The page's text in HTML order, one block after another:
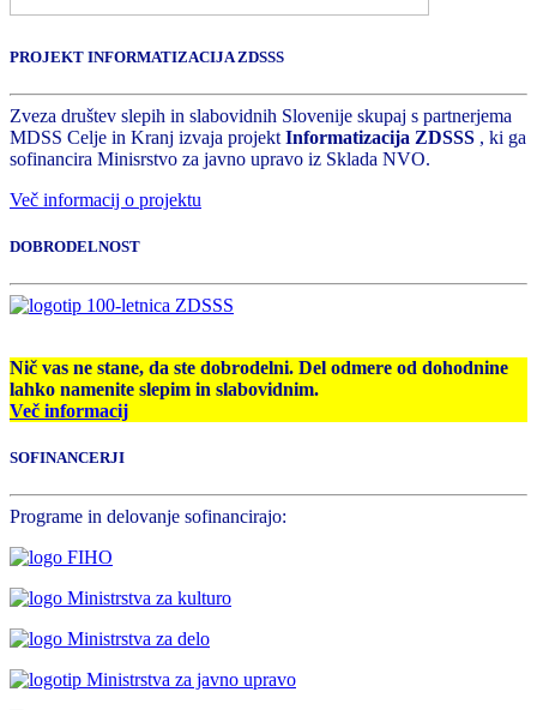
PROJEKT INFORMATIZACIJA ZDSSS
Zveza društev slepih in slabovidnih Slovenije skupaj s partnerjema
MDSS Celje in Kranj izvaja projekt Informatizacija ZDSSS , ki ga
sofinancira Minisrstvo za javno upravo iz Sklada NVO.
Več informacij o projektu
DOBRODELNOST
Nič vas ne stane, da ste dobrodelni. Del odmere od dohodnine
lahko namenite slepim in slabovidnim.
Več informacij
SOFINANCERJI
Programe in delovanje sofinancirajo: